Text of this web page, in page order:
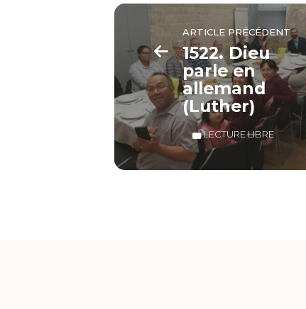
ARTICLE PRÉCÉDENT
1522. Dieu
parle en
allemand
(Luther)
LECTURE LIBRE